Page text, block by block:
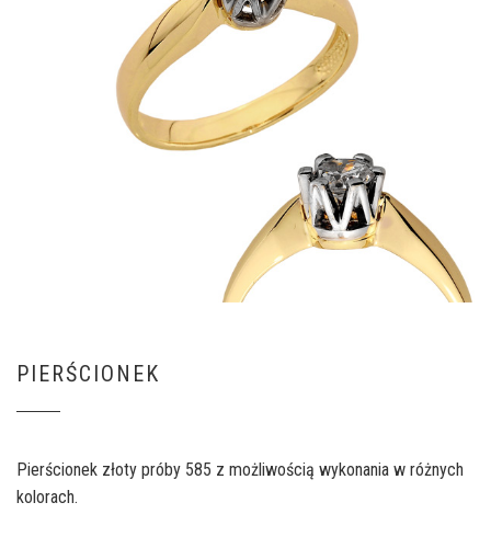
PIERŚCIONEK
Pierścionek złoty próby 585 z możliwością wykonania w różnych
kolorach.